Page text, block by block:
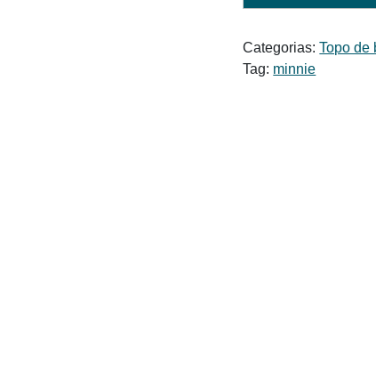
Categorias:Topo de
Tag: minnie